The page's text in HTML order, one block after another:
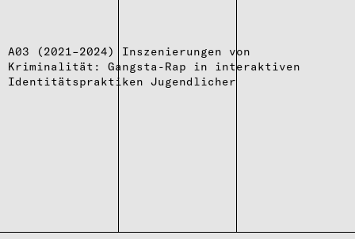
A03 (2021–2024) Inszenierungen von
Kriminalität: Gangsta-Rap in interaktiven
Identitätspraktiken Jugendlicher